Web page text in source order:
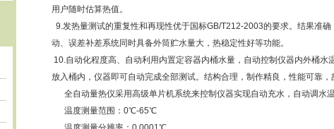
用户随时估算热值。
9.发热量测试的重复性和再现性优于国标GB/T212-2003的要求。结果准
动、误差补差系统同时具备外筒贮水量大，热稳定性好等功能。
10.自动化程度高、自动利用内置定容器内桶水量，自动控制仪器内外桶
放入桶内，仪器即可自动完成全部测试。结构合理，制作精良，性能可靠
全自动量热仪采用高级单片机系统来控制仪器实现自动充水，自动调水
温度测量范围：0℃-65℃